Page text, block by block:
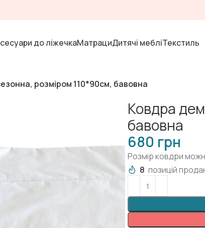
до ліжечкаМатрациДитячі мебліТекстиль
розміром 110*90см, бавовна
Ковдра
бавовна
грн
Розмір ковдри
8 позицій